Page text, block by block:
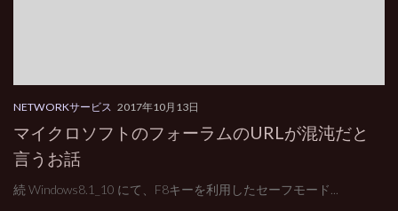
NETWORKサービス 2017年10月13日
マイクロソフトのフォーラムのURLが混沌だと
言うお話
続 Windows8.1_10 にて、F8キーを利用したセーフモード...